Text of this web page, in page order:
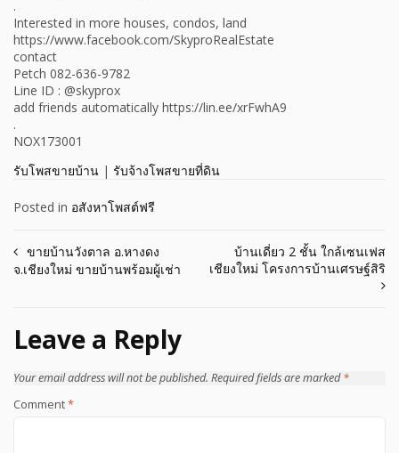
.
Interested in more houses, condos, land
https://www.facebook.com/SkyproRealEstate
contact
Petch 082-636-9782
Line ID : @skyprox
add friends automatically https://lin.ee/xrFwhA9
.
NOX173001
รับโพสขายบ้าน | รับจ้างโพสขายที่ดิน
Posted in อสังหาโพสต์ฟรี
Post
ขายบ้านวังตาล อ.หางดง
จ.เชียงใหม่ ขายบ้านพร้อมผู้เช่า
บ้านเดี่ยว 2 ชั้น ใกล้เซนเฟส
เชียงใหม่ โครงการบ้านเศรษฐ์สิริ
Leave a Reply
Your email address will not be published. Required fields are marked*
Comment*